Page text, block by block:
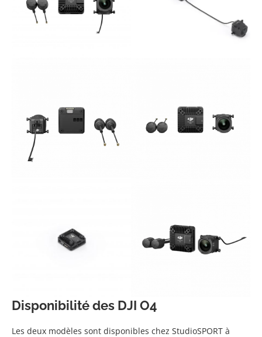
Disponibilité des DJI O4
Les deux modèles sont disponibles chez StudioSPORT à